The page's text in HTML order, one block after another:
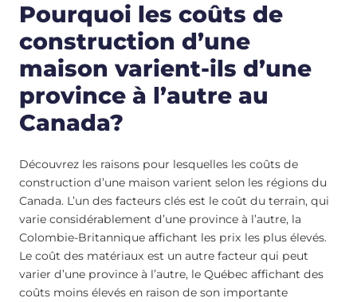
Pourquoi les coûts de
construction d’une
maison varient-ils d’une
province à l’autre au
Canada?
Découvrez les raisons pour lesquelles les coûts de
construction d’une maison varient selon les régions du
Canada. L’un des facteurs clés est le coût du terrain, qui
varie considérablement d’une province à l’autre, la
Colombie-Britannique affichant les prix les plus élevés.
Le coût des matériaux est un autre facteur qui peut
varier d’une province à l’autre, le Québec affichant des
coûts moins élevés en raison de son importante